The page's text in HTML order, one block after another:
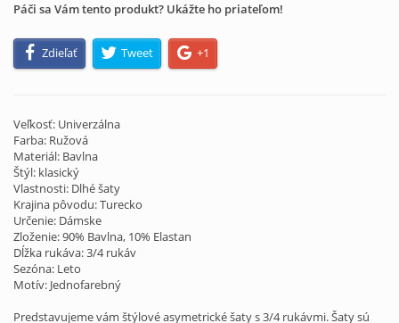
Páči sa Vám tento produkt? Ukážte ho priateľom!
Zdieľať Tweet +1
Veľkosť: Univerzálna
Farba: Ružová
Materiál: Bavlna
Štýl: klasický
Vlastnosti: Dlhé šaty
Krajina pôvodu: Turecko
Určenie: Dámske
Zloženie: 90% Bavlna, 10% Elastan
Dĺžka rukáva: 3/4 rukáv
Sezóna: Leto
Motív: Jednofarebný
Predstavujeme vám štýlové asymetrické šaty s 3/4 rukávmi. Šaty sú